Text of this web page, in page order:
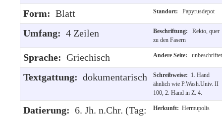
Form: Blatt Standort: Papyrusdepot
Umfang: 4 Zeilen Beschriftung:
Rekto, quer
zu den Fasern
Sprache: Griechisch Andere Seite: unbeschriftet
Textgattung: dokumentarisch Schreibweise: 1. Hand
ähnlich wie P.Wash.Univ. II
100, 2. Hand in Z. 4.
Datierung: 6. Jh. n.Chr. (Tag:
Herkunft: Hermupolis